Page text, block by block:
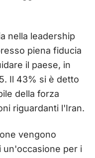
nella leadership
piena fiducia
il paese, in
Il 43% si è detto
della forza
riguardanti l'Iran.
vengono
un'occasione per i